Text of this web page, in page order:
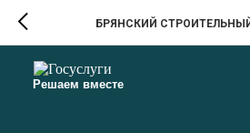
Решаем вместе
БРЯНСКИЙ